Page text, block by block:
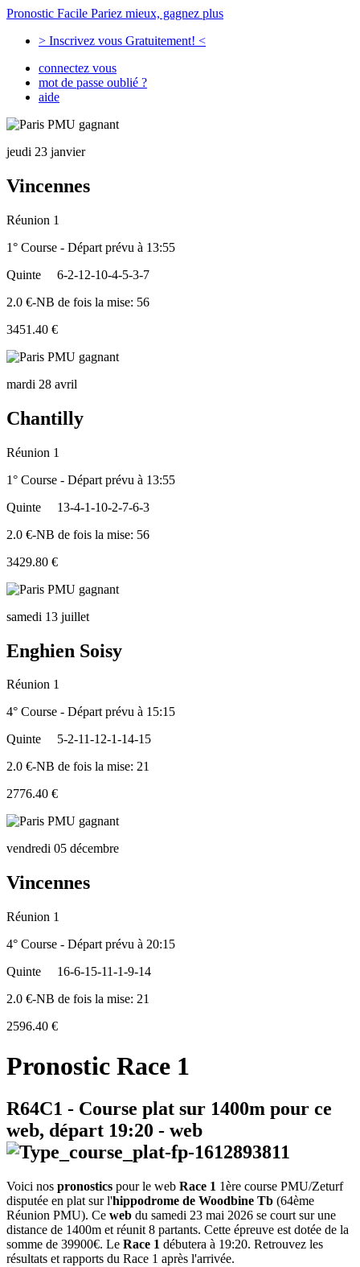
Pronostic Facile Pariez mieux, gagnez plus
> Inscrivez vous Gratuitement! <
connectez vous
mot de passe oublié ?
aide
jeudi 23 janvier
Vincennes
Réunion 1
1° Course - Départ prévu à 13:55
Quinte
6-2-12-10-4-5-3-7
2.0 €-NB de fois la mise: 56
3451.40 €
mardi 28 avril
Chantilly
Réunion 1
1° Course - Départ prévu à 13:55
Quinte
13-4-1-10-2-7-6-3
2.0 €-NB de fois la mise: 56
3429.80 €
samedi 13 juillet
Enghien Soisy
Réunion 1
4° Course - Départ prévu à 15:15
Quinte
5-2-11-12-1-14-15
2.0 €-NB de fois la mise: 21
2776.40 €
vendredi 05 décembre
Vincennes
Réunion 1
4° Course - Départ prévu à 20:15
Quinte
16-6-15-11-1-9-14
2.0 €-NB de fois la mise: 21
2596.40 €
Pronostic Race 1
R64C1 - Course plat sur 1400m pour ce
web, départ 19:20 - web
Voici nos pronostics pour le web Race 1 1ère course PMU/Zeturf
disputée en plat sur l'hippodrome de Woodbine Tb (64ème
Réunion PMU). Ce web du samedi 23 mai 2026 se court sur une
distance de 1400m et réunit 8 partants. Cette épreuve est dotée de la
somme de 39900€. Le Race 1 débutera à 19:20. Retrouvez les
résultats et rapports du Race 1 après l'arrivée.